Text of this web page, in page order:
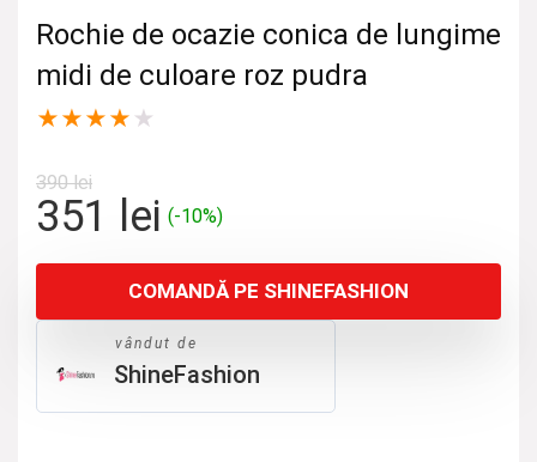
Rochie de ocazie conica de lungime
midi de culoare roz pudra
★★★★ ★
390lei
Prețul
a
fost:
390 lei.
351 leiPrețul
este:
351 lei.
(-10%)
COMANDĂ PE SHINEFASHION
vândut de
ShineFashion